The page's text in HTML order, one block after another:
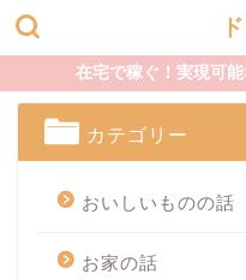
在宅で稼ぐ！実現可
カテゴリー
おいしいものの話
お家の話